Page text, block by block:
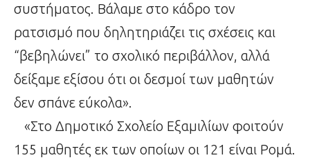
συστήματος. Βάλαμε στο κάδρο τον
ρατσισμό που δηλητηριάζει τις σχέσεις και
“βεβηλώνει” το σχολικό περιβάλλον, αλλά
δείξαμε εξίσου ότι οι δεσμοί των μαθητών
δεν σπάνε εύκολα».
«Στο Δημοτικό Σχολείο Εξαμιλίων φοιτούν
155 μαθητές εκ των οποίων οι 121 είναι Ρομά.